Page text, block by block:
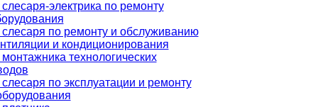
электрика по ремонту
по ремонту и обслуживанию
и кондиционирования
технологических
по эксплуатации и ремонту